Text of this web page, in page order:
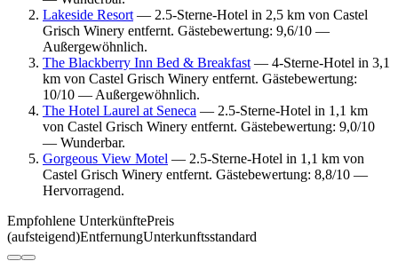
Lakeside Resort — 2.5-Sterne-Hotel in 2,5 km von Castel
Grisch Winery entfernt. Gästebewertung: 9,6/10 —
Außergewöhnlich.
The Blackberry Inn Bed & Breakfast — 4-Sterne-Hotel in 3,1
km von Castel Grisch Winery entfernt. Gästebewertung:
10/10 — Außergewöhnlich.
The Hotel Laurel at Seneca — 2.5-Sterne-Hotel in 1,1 km
von Castel Grisch Winery entfernt. Gästebewertung: 9,0/10
— Wunderbar.
Gorgeous View Motel — 2.5-Sterne-Hotel in 1,1 km von
Castel Grisch Winery entfernt. Gästebewertung: 8,8/10 —
Hervorragend.
Empfohlene UnterkünftePreis
(aufsteigend)EntfernungUnterkunftsstandard